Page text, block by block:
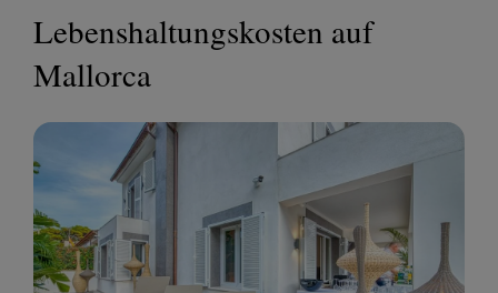
Lebenshaltungskosten auf
Mallorca